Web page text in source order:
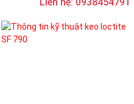
Liên hệ: 0938454791